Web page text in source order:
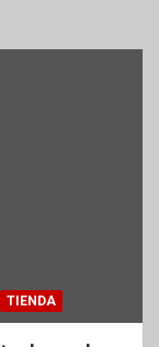
TIENDA